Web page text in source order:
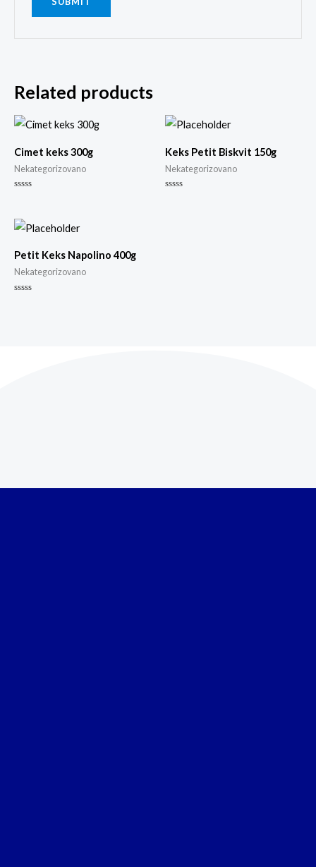
Related products
Cimet keks 300g
Nekategorizovano
of
5
Keks Petit Biskvit 150g
Nekategorizovano
Petit Keks Napolino 400g
Nekategorizovano